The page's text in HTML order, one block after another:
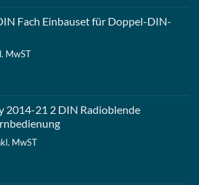
Fach Einbauset für Doppel-DIN-
MwST
2014-21 2 DIN Radioblende
MwST